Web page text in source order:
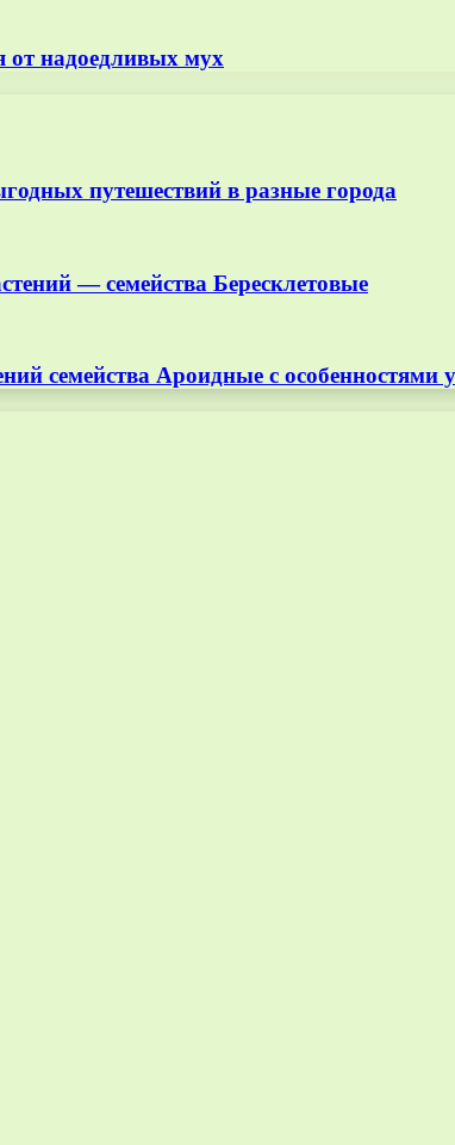
надоедливых мух
путешествий в разные города
— семейства Бересклетовые
семейства Ароидные с